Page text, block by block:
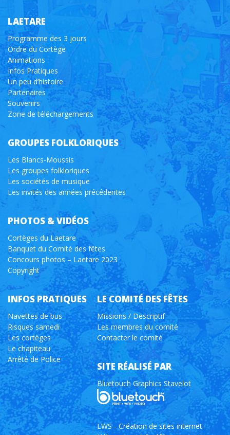
LAETARE
Programme des 3 jours
Ordre du Cortège
Animations
Infos Pratiques
Un peu d’histoire
Partenaires
Souvenirs
Zone de téléchargements
GROUPES FOLKLORIQUES
Les Blancs-Moussis
Les groupes folkloriques
Les sociétés de musique
Les invités des années précédentes
PHOTOS & VIDÉOS
Cortèges du Laetare
Banquet du Comité des fêtes
Concours photos – Laetare 2023
Copyright
INFOS PRATIQUES
Navettes de bus
Risques samedi
Les cortèges
Le chapiteau
Arrêté de Police
LE COMITÉ DES FÊTES
Missions / Descriptif
Les membres du comité
Contacter le comité
SITE RÉALISÉ PAR
Bluetouch Graphics Stavelot
LWS - Création de sites internet-